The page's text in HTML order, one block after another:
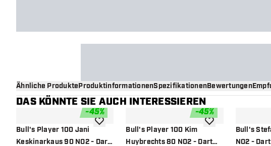
Ähnliche ProdukteProduktinformationenSpezifikationenBewertungen
DAS KÖNNTE SIE AUCH INTERESSIEREN
-45%
Bull's Player 100 Jani
Keskinarkaus 90 NO2 - Dart
Zur Wunschliste hinzufügen
-45%
Bull's Player 100 Kim
Huybrechts 80 NO2 - Dart
Zur Wunschliste
Bull's
NO2 -